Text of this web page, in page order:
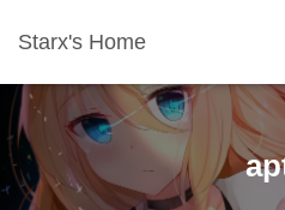
Starx's Home